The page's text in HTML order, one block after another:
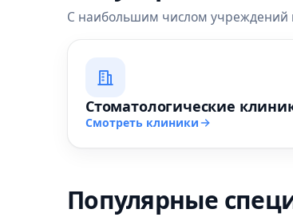
С наибольшим числом учреждений
Стоматологические
Смотреть клиники
Популярные